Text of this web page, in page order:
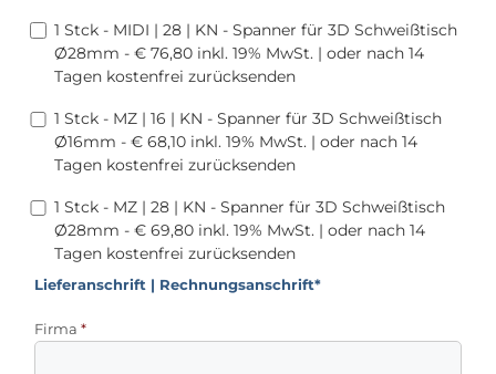
1 Stck - MIDI | 28 | KN - Spanner für 3D Schweißtisch
Ø28mm - € 76,80 inkl. 19% MwSt. | oder nach 14
Tagen kostenfrei zurücksenden
1 Stck - MZ | 16 | KN - Spanner für 3D Schweißtisch
Ø16mm - € 68,10 inkl. 19% MwSt. | oder nach 14
Tagen kostenfrei zurücksenden
1 Stck - MZ | 28 | KN - Spanner für 3D Schweißtisch
Ø28mm - € 69,80 inkl. 19% MwSt. | oder nach 14
Tagen kostenfrei zurücksenden
Lieferanschrift | Rechnungsanschrift*
Firma *